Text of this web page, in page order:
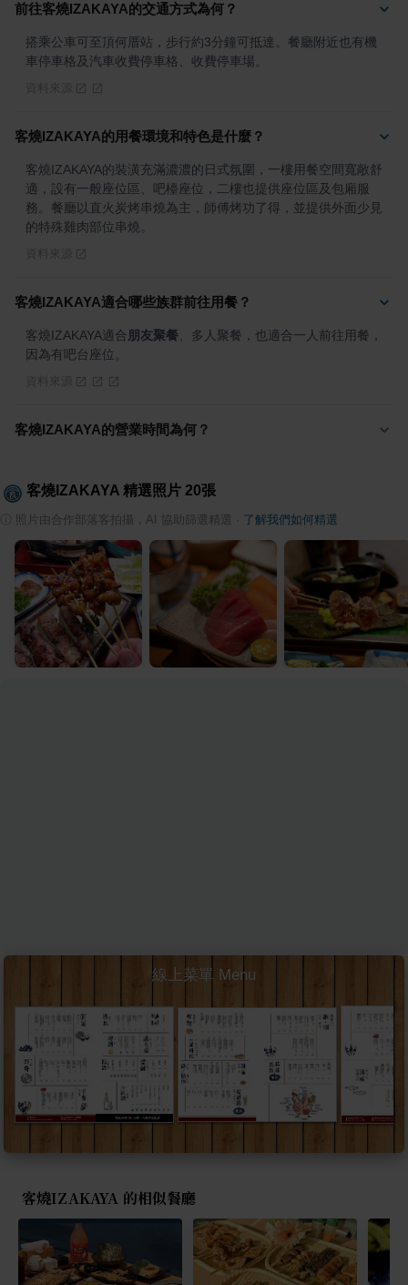
前往客燒IZAKAYA的交通方式為何？
搭乘公車可至頂何厝站，步行約3分鐘可抵達。餐廳附近也有機
車停車格及汽車收費停車格、收費停車場。
客燒IZAKAYA的用餐環境和特色是什麼？
客燒IZAKAYA的裝潢充滿濃濃的日式氛圍，一樓用餐空間寬敞舒
適，設有一般座位區、吧檯座位，二樓也提供座位區及包廂服
務。餐廳以直火炭烤串燒為主，師傅烤功了得，並提供外面少見
的特殊雞肉部位串燒。
客燒IZAKAYA適合哪些族群前往用餐？
客燒IZAKAYA適合 朋友聚餐 、多人聚餐，也適合一人前往用餐，
因為有吧台座位。
客燒IZAKAYA的營業時間為何？
客燒IZAKAYA 精選照片 20張
照片由合作部落客拍攝，AI 協助篩選精選 了解我們如何精選
線上菜單 Menu
客燒IZAKAYA 的相似餐廳